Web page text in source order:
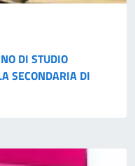
DI STUDIO
SECONDARIA DI